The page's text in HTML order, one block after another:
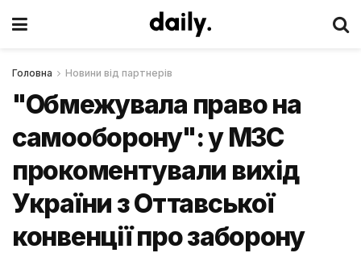
Головна Новини від партнерів
"Обмежувала право на
самооборону": у МЗС
прокоментували вихід
України з Оттавської
конвенції про заборону